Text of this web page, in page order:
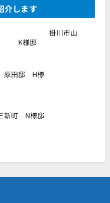
介します
施工 掛川市山
邸
田邸 H様
町 N様邸